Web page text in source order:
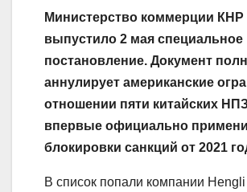
Министерство коммерции КНР
выпустило 2 мая специальное
постановление. Документ
аннулирует американские
отношении пяти китайских
впервые официально
блокировки санкций от 2021
В список попали компании Hengli